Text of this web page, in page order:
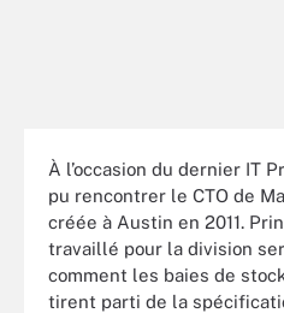
À l’occasion du dernier IT
pu rencontrer le CTO de
créée à Austin en 2011.
travaillé pour la division
comment les baies de
tirent parti de la